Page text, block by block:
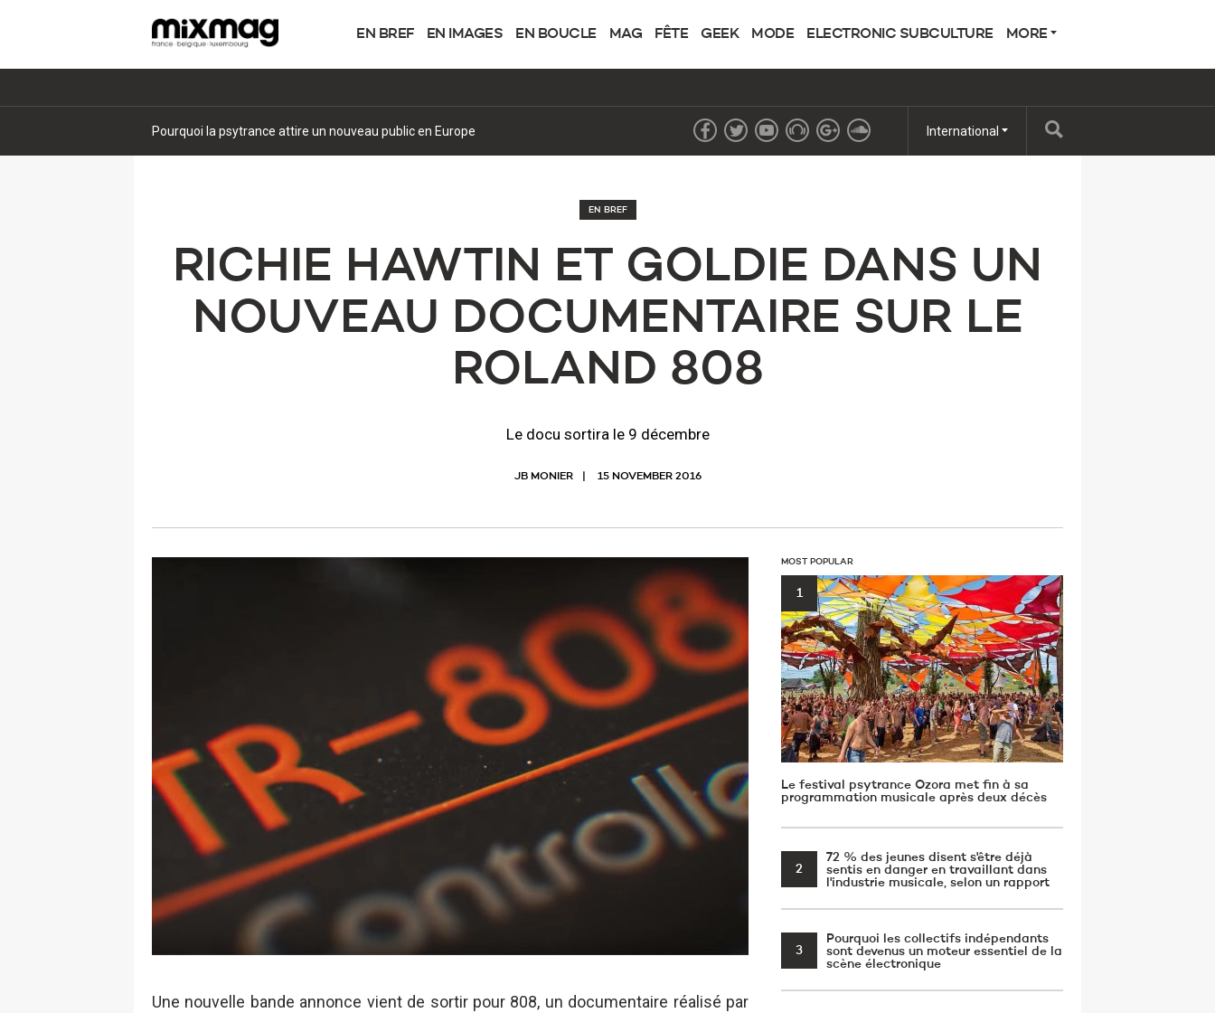
EN BREF EN IMAGES EN BOUCLE MAG FÊTE GEEK MODE ELECTRONIC SUBCULTURE MORE
Pourquoi la psytrance attire un nouveau public en Europe International
EN BREF
RICHIE HAWTIN ET GOLDIE DANS UN
NOUVEAU DOCUMENTAIRE SUR LE
ROLAND 808
Le docu sortira le 9 décembre
JB MONIER 15 NOVEMBER 2016
Une nouvelle bande annonce vient de sortir pour 808, un documentaire réalisé par
MOST POPULAR
1
Le festival psytrance Ozora met fin à sa
programmation musicale après deux décès
2
72 % des jeunes disent s'être déjà
sentis en danger en travaillant dans
l'industrie musicale, selon un rapport
3
Pourquoi les collectifs indépendants
sont devenus un moteur essentiel de la
scène électronique